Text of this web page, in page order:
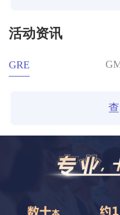
活动资讯
GRE